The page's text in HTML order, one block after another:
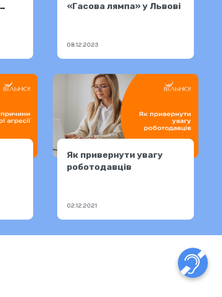
«Гасова лямпа» у Львові
08.12.2023
Як привернути увагу
роботодавців
02.12.2021